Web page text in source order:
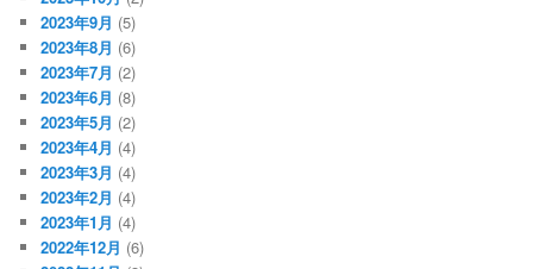
2023年9月 (5)
2023年8月 (6)
2023年7月 (2)
2023年6月 (8)
2023年5月 (2)
2023年4月 (4)
2023年3月 (4)
2023年2月 (4)
2023年1月 (4)
2022年12月 (6)